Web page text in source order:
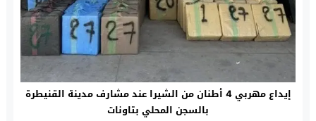
إيداع مهربي 4 أطنان من الشيرا عند مشارف مدينة القنيطرة
بالسجن المحلي بتاونات